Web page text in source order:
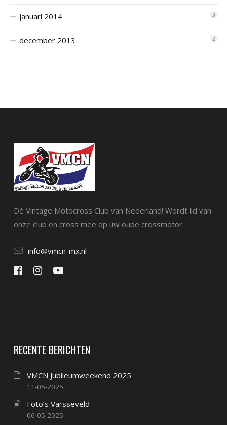
januari 2014 3
december 2013 2
Dé Vintage Motocross Club van Nederland! Wordt lid van
onze club en cross mee op uw oude crossmotor.
info@vmcn-mx.nl
RECENTE BERICHTEN
VMCN Jubileumweekend 2025
11-05-2025
Foto’s Varsseveld
06-05-2025